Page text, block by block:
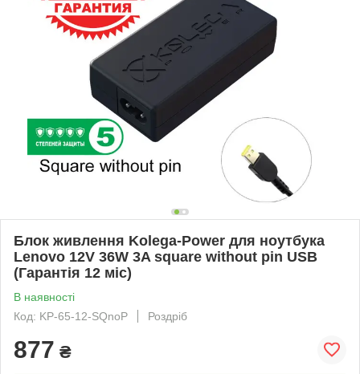
Блок живлення Kolega-Power для ноутбука
Lenovo 12V 36W 3A square without pin USB
(Гарантія 12 міс)
В наявності
Код: KP-65-12-SQnoP
Роздріб
877 ₴